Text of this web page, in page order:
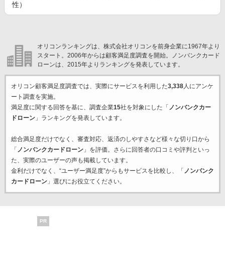
性）
オリコンランキングは、株式会社オリコンを前身企業に1967年より
スタート。2006年からは顧客満足度調査を開始。ノンバンクカード
ローンは、2015年よりランキングを発表しています。
オリコン顧客満足度調査では、実際にサービスを利用した3,338人にアンケ
ート調査を実施。
満足度に関する回答を基に、調査企業15社を対象にした「 ノンバンクカー
ドローン」ランキングを発表しています。
総合満足度だけでなく、審査対応、返済のしやすさなど様々な切り口から
「 ノンバンクカードローン」を評価。さらに回答者の口コミや評判といっ
た、実際のユーザーの声も掲載しています。
金利だけでなく、“ユーザー満足度”からもサービスを比較し、「 ノンバンク
カードローン」選びにお役立てください。
PR